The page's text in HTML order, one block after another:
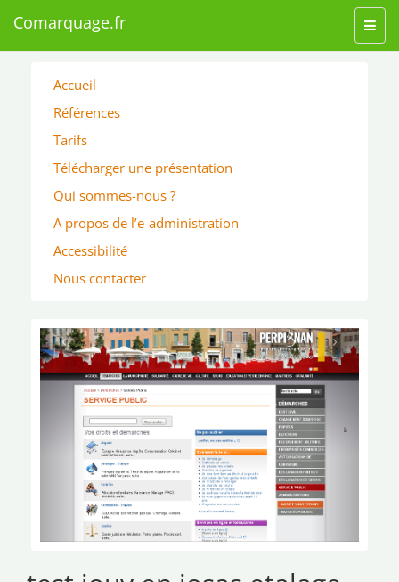
Comarquage.fr
Accueil
Références
Tarifs
Télécharger une présentation
Qui sommes-nous ?
A propos de l’e-administration
Accessibilité
Nous contacter
‹ ›